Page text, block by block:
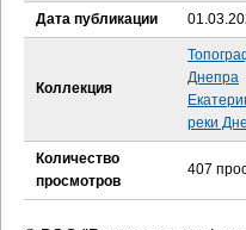
Дата публикации
Коллекция
Днепра
реки
Количество
просмотров
407